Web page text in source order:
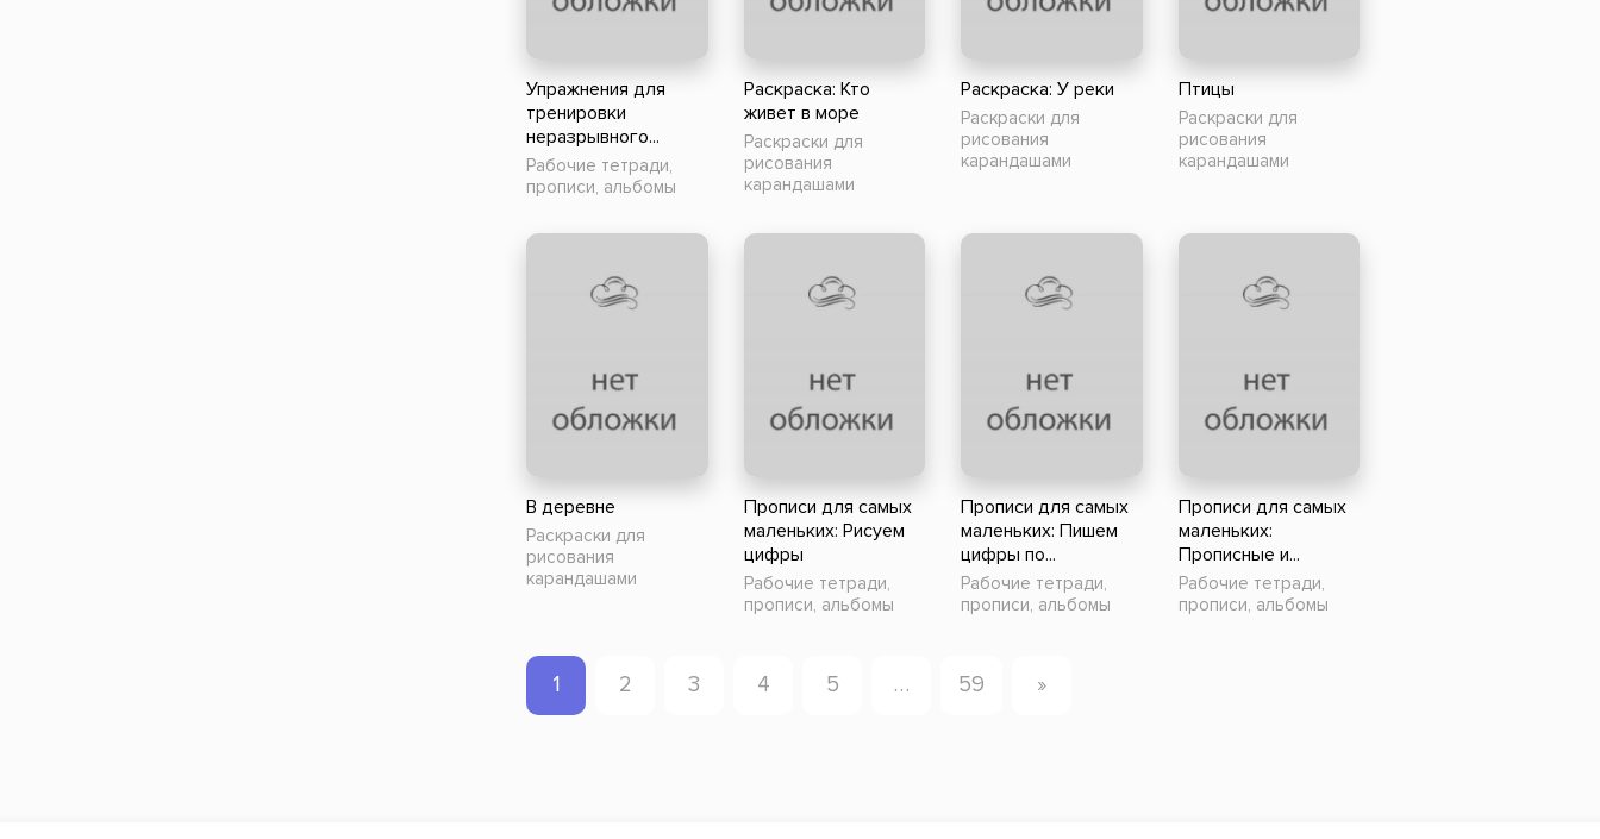
Упражнения для
тренировки
неразрывного...
Рабочие тетради,
прописи, альбомы
Раскраска: Кто
живет в море
Раскраски для
рисования
карандашами
Раскраска: У реки
Раскраски для
рисования
карандашами
Птицы
Раскраски для
рисования
карандашами
В деревне
Раскраски для
рисования
карандашами
Прописи для самых
маленьких: Рисуем
цифры
Рабочие тетради,
прописи, альбомы
Прописи для самых
маленьких: Пишем
цифры по...
Рабочие тетради,
прописи, альбомы
Прописи для самых
маленьких:
Прописные и...
Рабочие тетради,
прописи, альбомы
1 2 3 4 5 … 59 »